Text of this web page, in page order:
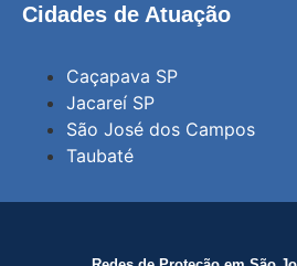
Cidades de Atuação
Caçapava SP
Jacareí SP
São José dos Campos
Taubaté